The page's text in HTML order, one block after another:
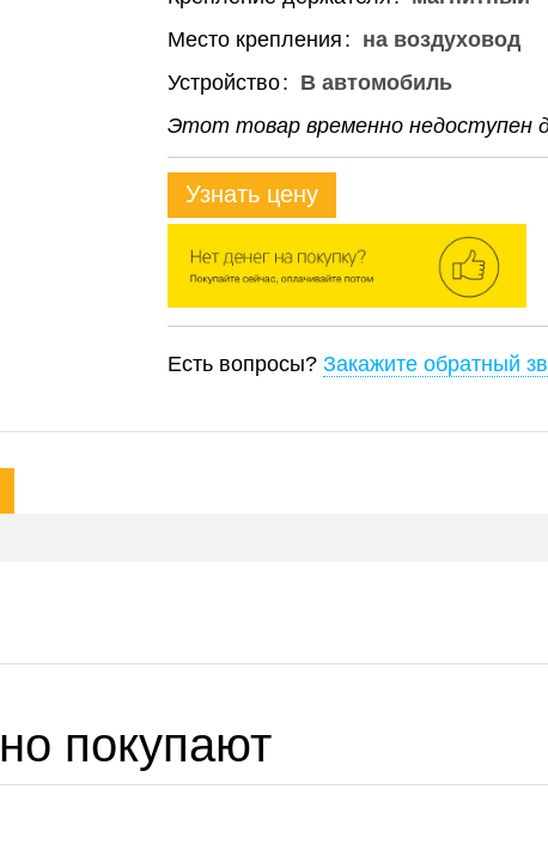
Место крепления
на воздуховод
Устройство
В автомобиль
Этот товар временно недоступен
Узнать цену
Есть вопросы? Закажите обратный
покупают